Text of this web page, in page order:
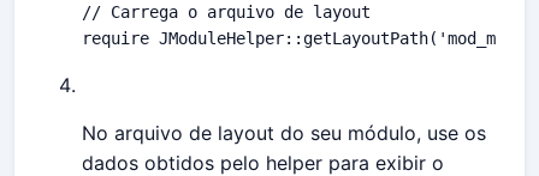
// Carrega o arquivo de layout
require JModuleHelper::getLayoutPath(
No arquivo de layout do seu módulo, use os
dados obtidos pelo helper para exibir o